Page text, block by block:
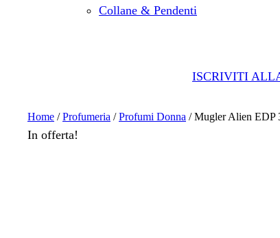
Collane & Pendenti
ISCRIVITI
Home /Profumeria /Profumi Donna / Mugler Alien EDP
In offerta!